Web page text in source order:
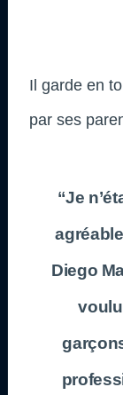
Il garde en
par ses
“Je
Diego